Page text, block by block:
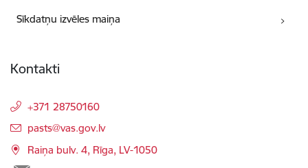
Sīkdatņu izvēles maiņa
Kontakti
+371 28750160
E-pasts:
pasts@vas.gov.lv
Raiņa bulv. 4, Rīga, LV-1050